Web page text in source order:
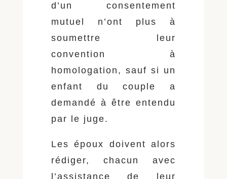
d’un consentement
mutuel n’ont plus à
soumettre leur
convention à
homologation, sauf si un
enfant du couple a
demandé à être entendu
par le juge.
Les époux doivent alors
rédiger, chacun avec
l’assistance de leur